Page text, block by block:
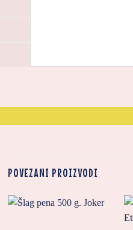
POVEZANI PROIZVODI